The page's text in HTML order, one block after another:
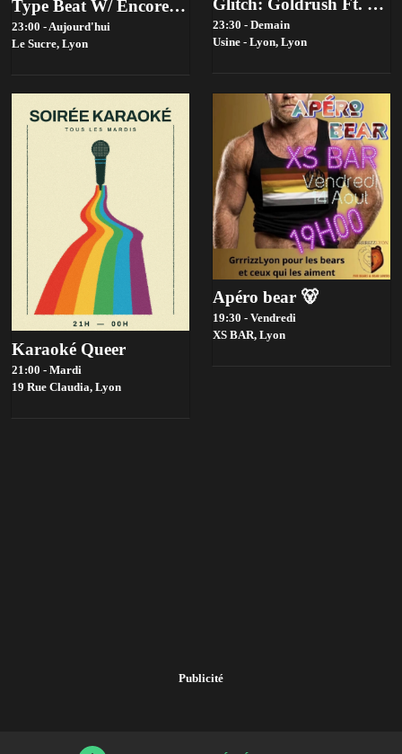
Type Beat W/ Encore Une Autre, 32live, Le Kaiju
23:00 - Aujourd'hui
Le Sucre, Lyon
Glitch: Goldrush Ft. Lana Ja'rae (Rupaul's Drag Race Us S17)
23:30 - Demain
Usine - Lyon, Lyon
Karaoké Queer
21:00 - Mardi
19 Rue Claudia, Lyon
Apéro bear 🐻
19:30 - Vendredi
XS BAR, Lyon
Publicité